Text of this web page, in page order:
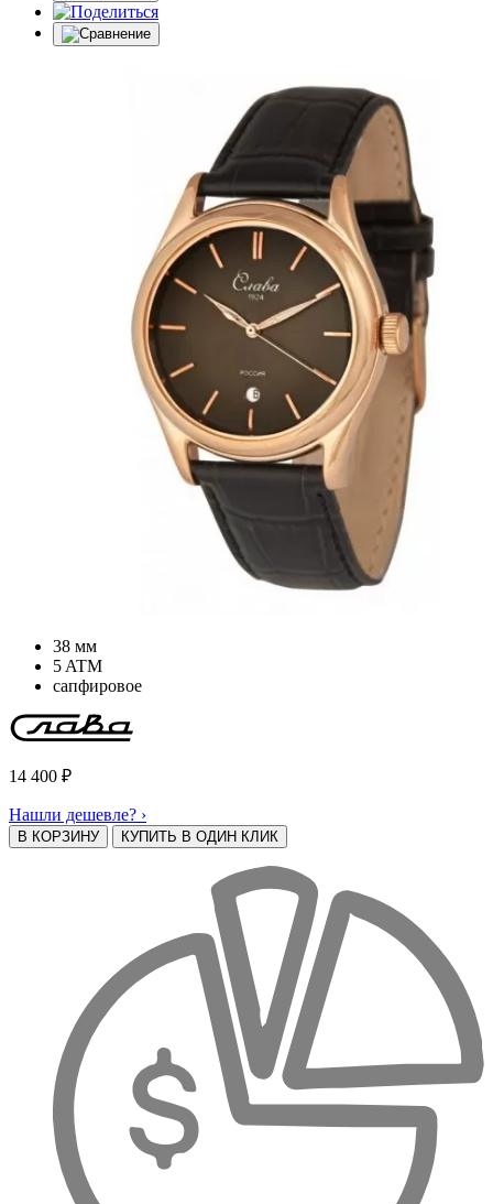
38 мм
5 ATM
сапфировое
14 400 ₽
Нашли дешевле? ›
В КОРЗИНУ КУПИТЬ В ОДИН КЛИК